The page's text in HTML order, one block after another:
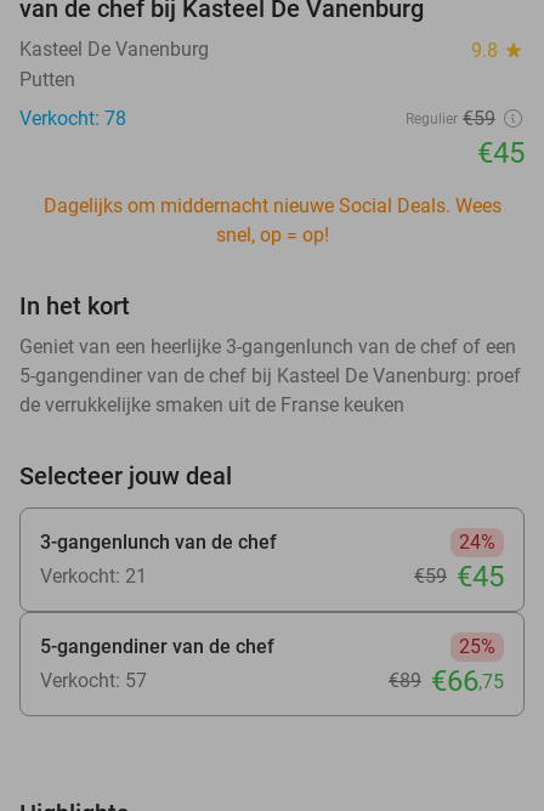
van de chef bij Kasteel De Vanenburg
Kasteel De Vanenburg 9.8 star
Putten
Verkocht: 78
Regulier €59
€45
Dagelijks om middernacht nieuwe Social Deals. Wees
snel, op = op!
In het kort
Geniet van een heerlijke 3-gangenlunch van de chef of een
5-gangendiner van de chef bij Kasteel De Vanenburg: proef
de verrukkelijke smaken uit de Franse keuken
Selecteer jouw deal
3-gangenlunch van de chef
24%
Verkocht: 21
€59 €45
5-gangendiner van de chef
25%
Verkocht: 57
€89 €66,75